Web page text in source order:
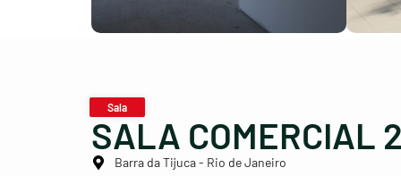
Sala
SALA COMERCIAL
Barra da Tijuca - Rio de Janeiro